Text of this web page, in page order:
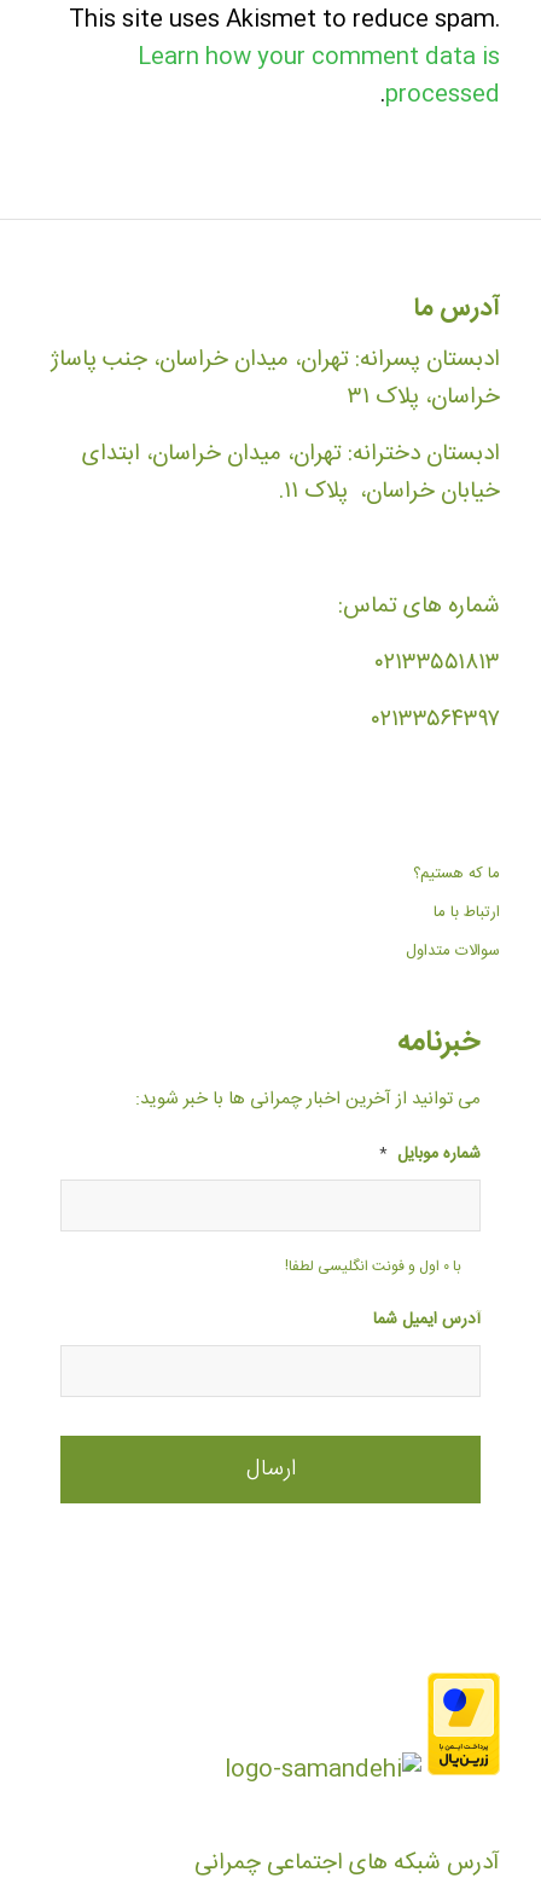
This site uses Akismet to reduce spam.
Learn how your comment data is
processed
.
آدرس ما
ادبستان پسرانه: تهران، میدان خراسان، جنب پاساژ
خراسان، پلاک ۳۱
ادبستان دخترانه: تهران، میدان خراسان، ابتدای
خیابان خراسان، پلاک ۱۱.
شماره های تماس:
۰۲۱۳۳۵۵۱۸۱۳
۰۲۱۳۳۵۶۴۳۹۷
ما که هستیم؟
ارتباط با ما
سوالات متداول
خبرنامه
می توانید از آخرین اخبار چمرانی ها با خبر شوید:
شماره موبایل *
با ۰ اول و فونت انگلیسی لطفا!
آدرس ایمیل شما
آدرس شبکه های اجتماعی چمرانی